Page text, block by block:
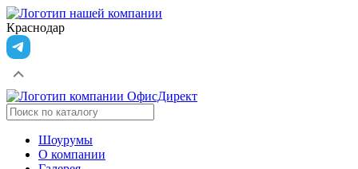
Краснодар
Шоурумы
О компании